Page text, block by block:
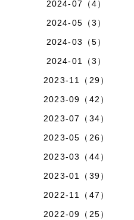
2024-07（4）
2024-05（3）
2024-03（5）
2024-01（3）
2023-11（29）
2023-09（42）
2023-07（34）
2023-05（26）
2023-03（44）
2023-01（39）
2022-11（47）
2022-09（25）